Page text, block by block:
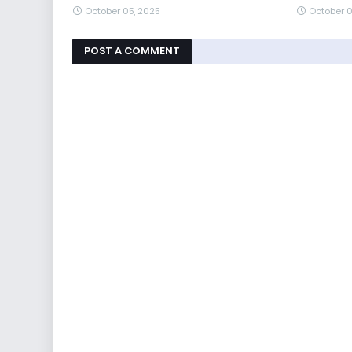
October 05, 2025 October
POST A COMMENT